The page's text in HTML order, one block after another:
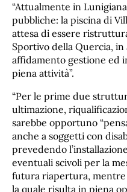
“Attualmente in
pubbliche: la piscina di
attesa di essere
Sportivo della Quercia,
affidamento gestione ed
piena attività”.
“Per le prime due
ultimazione,
sarebbe opportuno
anche a soggetti con
prevedendo
eventuali scivoli per la
futura riapertura, mentre
la quale risulta in piena